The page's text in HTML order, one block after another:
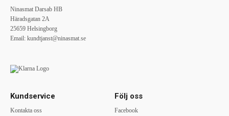
Ninasmat Darsab HB
Häradsgatan 2A
25659 Helsingborg
Email: kundtjanst@ninasmat.se
Kundservice
Kontakta oss
Följ oss
Facebook